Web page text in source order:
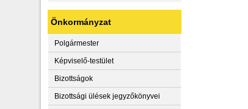
Önkormányzat
Polgármester
Képviselő-testület
Bizottságok
Bizottsági ülések jegyzőkönyvei